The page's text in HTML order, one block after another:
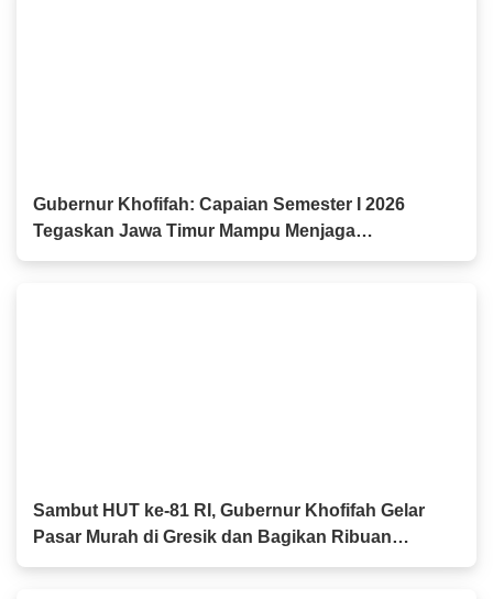
Gubernur Khofifah: Capaian Semester I 2026
Tegaskan Jawa Timur Mampu Menjaga
Pertumbuhan Ekonomi Tertinggi di Pulau Jawa
Sambut HUT ke-81 RI, Gubernur Khofifah Gelar
Pasar Murah di Gresik dan Bagikan Ribuan
Bendera Merah Putih